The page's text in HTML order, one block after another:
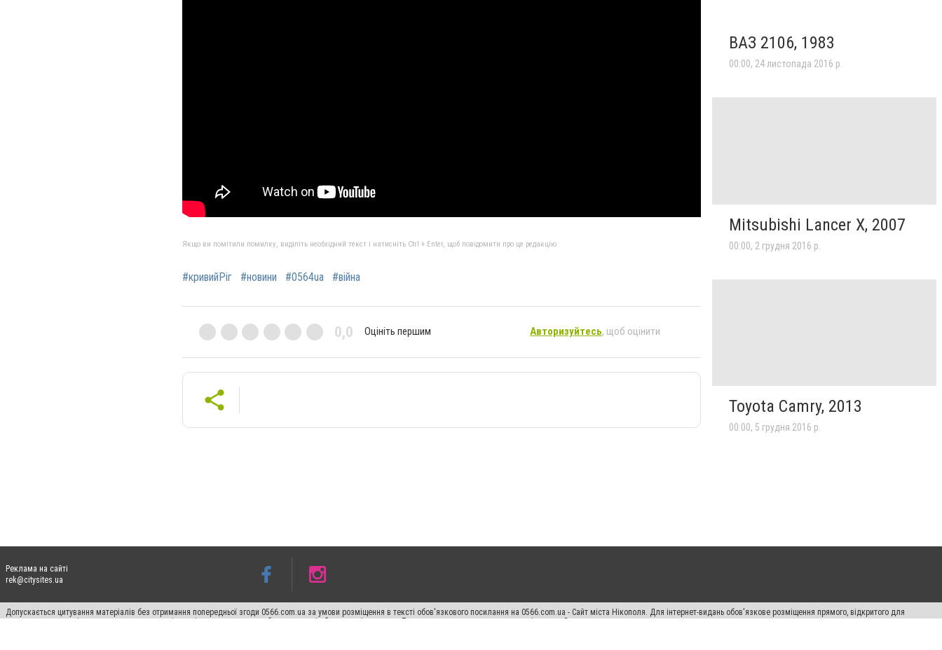
Якщо ви помітили помилку, виділіть необхідний текст і натисніть Ctrl + Enter, щоб повідомити про це редакцію
#кривийРіг #новини #0564ua #війна
0,0 Оцініть першим Авторизуйтесь, щоб оцінити
ВАЗ 2106, 1983
00:00, 24 листопада 2016 р.
Mitsubishi Lancer X, 2007
00:00, 2 грудня 2016 р.
Toyota Camry, 2013
00:00, 5 грудня 2016 р.
Реклама на сайті
rek@citysites.ua
Допускається цитування матеріалів без отримання попередньої згоди 0566.com.ua за умови розміщення в тексті обов'язкового посилання на 0566.com.ua - Сайт міста Нікополя. Для інтернет-видань обов'язкове розміщення прямого, відкритого для
пошукових систем гіперпосилання на цитовані статті не нижче другого абзацу в тексті або в якості джерела. Порушення виняткових прав переслідується Законом.